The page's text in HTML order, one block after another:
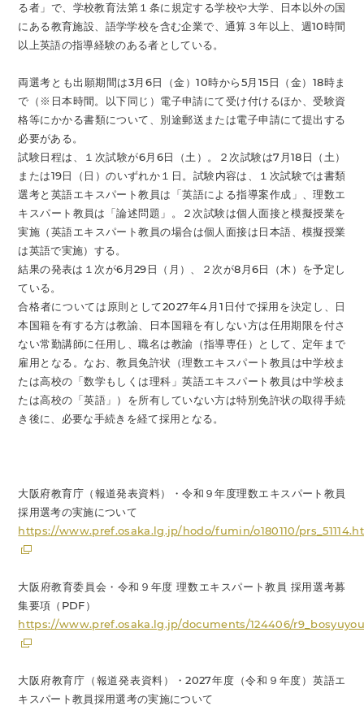
る者」で、学校教育法第１条に規定する学校や大学、日本以外の国
にある教育施設、語学学校を含む企業で、通算３年以上、週10時間
以上英語の指導経験のある者としている。
両選考とも出願期間は3月6日（金）10時から5月15日（金）18時ま
で（※日本時間。以下同じ）電子申請にて受け付けるほか、受験資
格等にかかる書類について、別途郵送または電子申請にて提出する
必要がある。
試験日程は、１次試験が6月6日（土）。２次試験は7月18日（土）
または19日（日）のいずれか１日。試験内容は、１次試験では書類
選考と英語エキスパート教員は「英語による指導案作成」、理数エ
キスパート教員は「論述問題」。２次試験は個人面接と模擬授業を
実施（英語エキスパート教員の場合は個人面接は日本語、模擬授業
は英語で実施）する。
結果の発表は１次が6月29日（月）、２次が8月6日（木）を予定し
ている。
合格者については原則として2027年4月1日付で採用を決定し、日
本国籍を有する方は教諭、日本国籍を有しない方は任用期限を付さ
ない常勤講師に任用し、職名は教諭（指導専任）として、定年まで
雇用となる。なお、教員免許状（理数エキスパート教員は中学校ま
たは高校の「数学もしくは理科」英語エキスパート教員は中学校ま
たは高校の「英語」）を所有していない方は特別免許状の取得手続
き後に、必要な手続きを経て採用となる。
大阪府教育庁（報道発表資料）・令和９年度理数エキスパート教員
採用選考の実施について
https://www.pref.osaka.lg.jp/hodo/fumin/o180110/
大阪府教育委員会・令和９年度 理数エキスパート教員 採用選考募
集要項（PDF）
https://www.pref.osaka.lg.jp/documents/124406/
大阪府教育庁（報道発表資料）・2027年度（令和９年度）英語エ
キスパート教員採用選考の実施について